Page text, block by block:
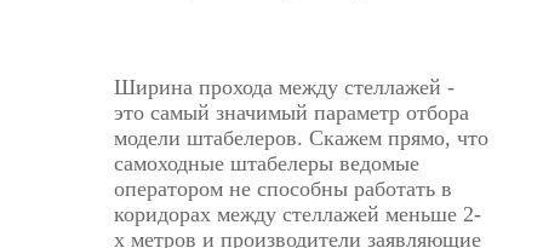
Ширина прохода между стеллажей -
это самый значимый параметр отбора
модели штабелеров. Скажем прямо, что
самоходные штабелеры ведомые
оператором не способны работать в
коридорах между стеллажей меньше 2-
х метров и производители заявляющие